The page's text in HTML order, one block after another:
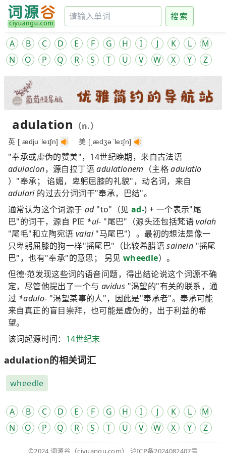
搜索
A B C D E F G H I J K L
M
N
O P Q R S T U V W X Y Z
adulation （n.）
英 [ˌædjuˈleɪʃn] 美 [ˌædʒəˈleɪʃn]
"奉承或虚伪的赞美"，14世纪晚期，来自古法语
adulacion，源自拉丁语adulationem （主格adulatio
）"奉承； 谄媚，卑躬屈膝的礼貌"，动名词，来自
adulari的过去分词词干"奉承，巴结"。
通常认为这个词源于 ad"to"（见ad-) + 一个表示"尾
巴"的词干，源自 PIE *ul- "尾巴"（源头还包括梵语valah
"尾毛"和立陶宛语 valai"马尾巴"）。最初的想法是像一
只卑躬屈膝的狗一样"摇尾巴"（比较希腊语sainein "摇尾
巴"，也有"奉承"的意思； 另见 wheedle）。
但德·范发现这些词的语音问题，得出结论说这个词源不确
定，尽管他提出了一个与 avidus "渴望的"有关的联系，通
过 *adulo- "渴望某事的人"，因此是"奉承者"。奉承可能
来自真正的盲目崇拜，也可能是虚伪的，出于利益的希
望。
该词起源时间： 14世纪末
adulation的相关词汇
wheedle
A B C D E F G H I J K L
M
N
O P Q R S T U V W X Y Z
©2024 词源谷 （ciyuangu.com） 沪ICP备2024082407号